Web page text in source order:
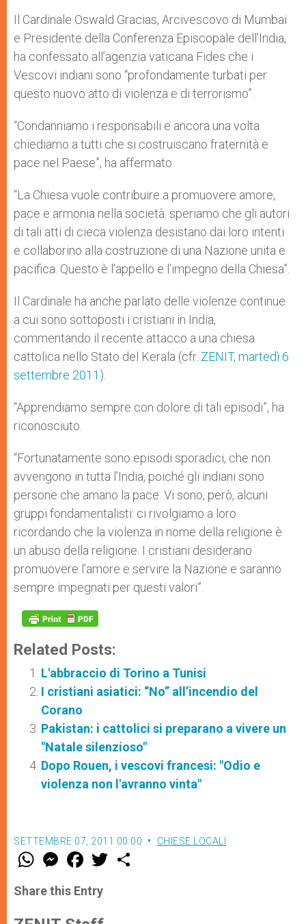
Il Cardinale Oswald Gracias, Arcivescovo di Mumbai
e Presidente della Conferenza Episcopale dell’India,
ha confessato all’agenzia vaticana Fides che i
Vescovi indiani sono “profondamente turbati per
questo nuovo atto di violenza e di terrorismo”.
“Condanniamo i responsabili e ancora una volta
chiediamo a tutti che si costruiscano fraternità e
pace nel Paese”, ha affermato.
“La Chiesa vuole contribuire a promuovere amore,
pace e armonia nella società: speriamo che gli autori
di tali atti di cieca violenza desistano dai loro intenti
e collaborino alla costruzione di una Nazione unita e
pacifica. Questo è l’appello e l’impegno della Chiesa”.
Il Cardinale ha anche parlato delle violenze continue
a cui sono sottoposti i cristiani in India,
commentando il recente attacco a una chiesa
cattolica nello Stato del Kerala (cfr. ZENIT, martedì 6
settembre 2011 ).
“Apprendiamo sempre con dolore di tali episodi”, ha
riconosciuto.
“Fortunatamente sono episodi sporadici, che non
avvengono in tutta l’India, poiché gli indiani sono
persone che amano la pace. Vi sono, però, alcuni
gruppi fondamentalisti: ci rivolgiamo a loro
ricordando che la violenza in nome della religione è
un abuso della religione. I cristiani desiderano
promuovere l’amore e servire la Nazione e saranno
sempre impegnati per questi valori”.
Related Posts:
L'abbraccio di Torino a Tunisi
I cristiani asiatici: “No” all’incendio del
Corano
Pakistan: i cattolici si preparano a vivere un
"Natale silenzioso"
Dopo Rouen, i vescovi francesi: "Odio e
violenza non l'avranno vinta"
SETTEMBRE 07, 2011 00:00 CHIESE LOCALI
W
t
s
p
M
e
s
e
g
F
a
e
b
o
w
Share this Entry